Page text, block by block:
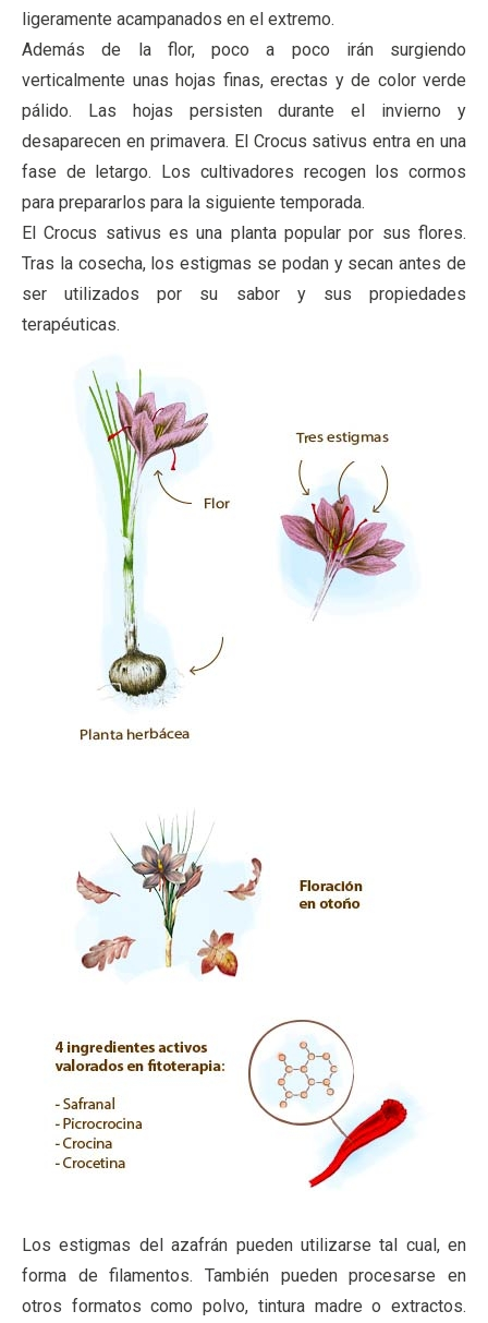
ligeramente acampanados en el extremo.
Además de la flor, poco a poco irán surgiendo
verticalmente unas hojas finas, erectas y de color verde
pálido. Las hojas persisten durante el invierno y
desaparecen en primavera. El Crocus sativus entra en una
fase de letargo. Los cultivadores recogen los cormos
para prepararlos para la siguiente temporada.
El Crocus sativus es una planta popular por sus flores.
Tras la cosecha, los estigmas se podan y secan antes de
ser utilizados por su sabor y sus propiedades
terapéuticas.
Los estigmas del azafrán pueden utilizarse tal cual, en
forma de filamentos. También pueden procesarse en
otros formatos como polvo, tintura madre o extractos.